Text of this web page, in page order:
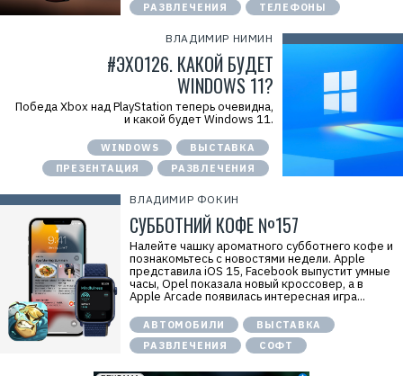
РАЗВЛЕЧЕНИЯ
ТЕЛЕФОНЫ
ВЛАДИМИР НИМИН
#ЭХО126. КАКОЙ БУДЕТ
WINDOWS 11?
Победа Xbox над PlayStation теперь очевидна,
и какой будет Windows 11.
WINDOWS
ВЫСТАВКА
ПРЕЗЕНТАЦИЯ
РАЗВЛЕЧЕНИЯ
ВЛАДИМИР ФОКИН
СУББОТНИЙ КОФЕ №157
Налейте чашку ароматного субботнего кофе и
познакомьтесь с новостями недели. Apple
представила iOS 15, Facebook выпустит умные
часы, Opel показала новый кроссовер, а в
Apple Arcade появилась интересная игра...
АВТОМОБИЛИ
ВЫСТАВКА
РАЗВЛЕЧЕНИЯ
СОФТ